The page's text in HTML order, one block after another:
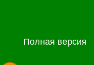
Полная версия